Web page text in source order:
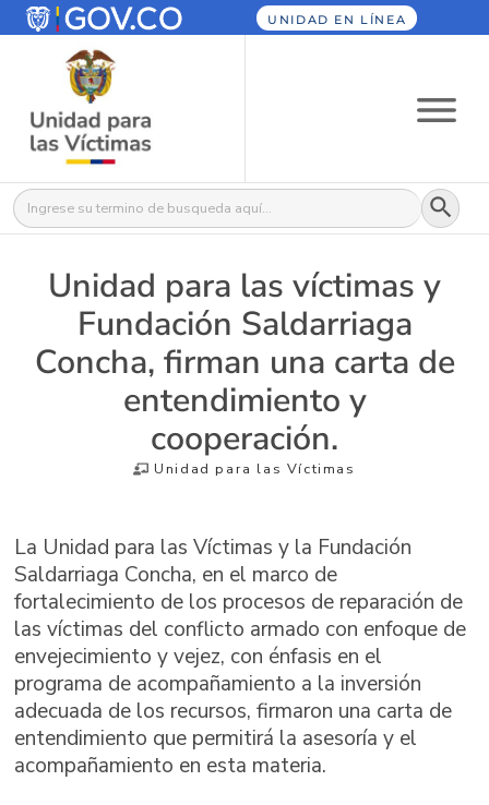
UNIDAD EN LÍNEA
Buscar: Botón
Unidad para las víctimas y
Fundación Saldarriaga
Concha, firman una carta de
entendimiento y
cooperación.
Unidad para las Víctimas
La Unidad para las Víctimas y la Fundación
Saldarriaga Concha, en el marco de
fortalecimiento de los procesos de reparación de
las víctimas del conflicto armado con enfoque de
envejecimiento y vejez, con énfasis en el
programa de acompañamiento a la inversión
adecuada de los recursos, firmaron una carta de
entendimiento que permitirá la asesoría y el
acompañamiento en esta materia.